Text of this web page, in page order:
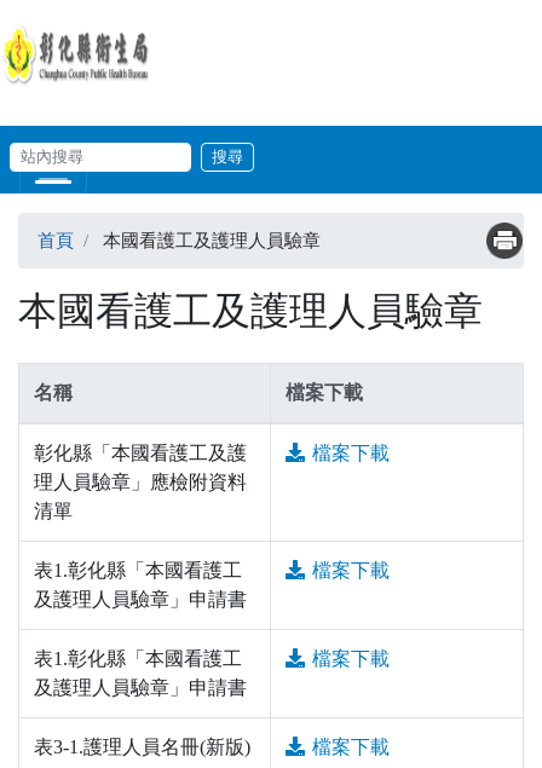
站內搜尋
輸入關鍵字
首頁 本國看護工及護理人員驗章
本國看護工及護理人員驗章
名稱 檔案下載
彰化縣「本國看護工及護
理人員驗章」應檢附資料
清單
檔案下載
表1.彰化縣「本國看護工
及護理人員驗章」申請書
檔案下載
表1.彰化縣「本國看護工
及護理人員驗章」申請書
檔案下載
表3-1.護理人員名冊(新版) 檔案下載